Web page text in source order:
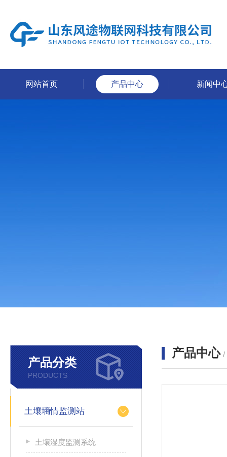
网站首页 产品中心 新闻中
产品分类
PRODUCTS
土壤墒情监测站
土壤湿度监测系统
产品中心 /